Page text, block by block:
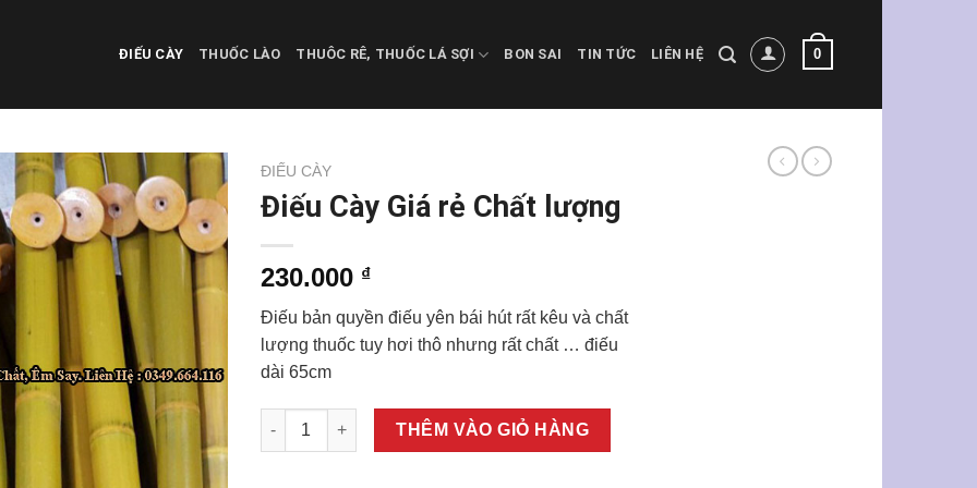
ĐIẾU CÀY THUỐC LÀO THUÔC RÊ, THUỐC LÁ SỢI BON SAI TIN TỨC LIÊN HỆ 0
ĐIẾU CÀY
Điếu Cày Giá rẻ Chất lượng
230.000 ₫
Điếu bản quyền điếu yên bái hút rất kêu và chất
lượng thuốc tuy hơi thô nhưng rất chất … điếu
dài 65cm
Điếu Cày Giá rẻ Chất lượng số lượng
THÊM VÀO GIỎ HÀNG